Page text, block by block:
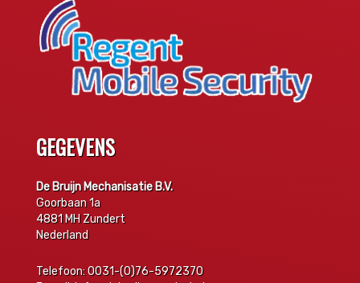
GEGEVENS
De Bruijn Mechanisatie B.V.
Goorbaan 1a
4881 MH Zundert
Nederland
Telefoon: 0031-(0)76-5972370